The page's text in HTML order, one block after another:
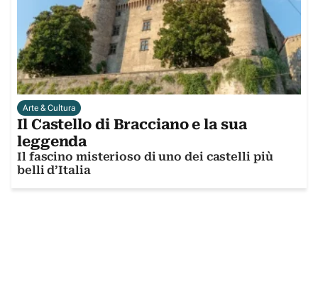
Arte & Cultura
Il Castello di Bracciano e la sua
leggenda
Il fascino misterioso di uno dei castelli più
belli d’Italia